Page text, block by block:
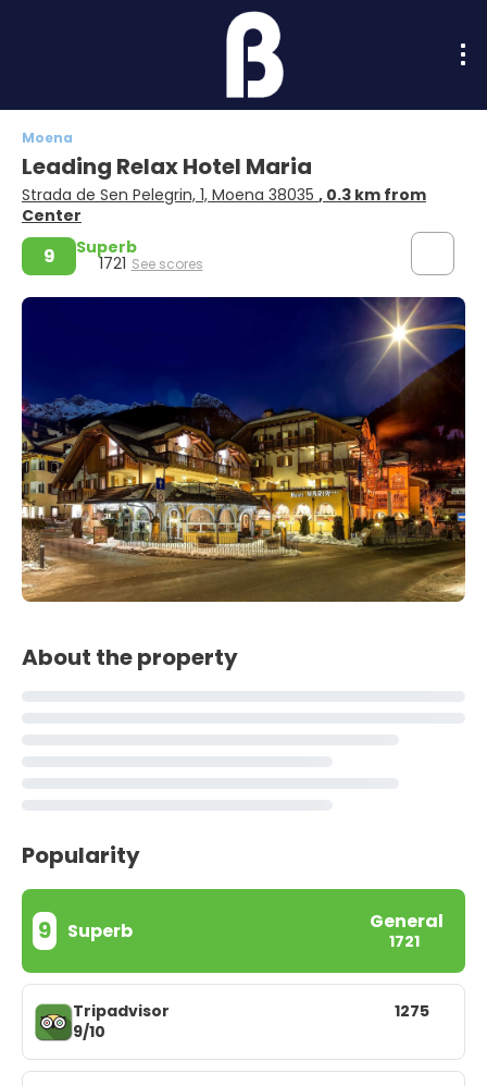
Moena
Leading Relax Hotel Maria
Strada de Sen Pelegrin, 1, Moena 38035 , 0.3 km from
Center
9 Superb
1721 See scores
About the property
Popularity
9 Superb General
1721
Tripadvisor
9/10
1275